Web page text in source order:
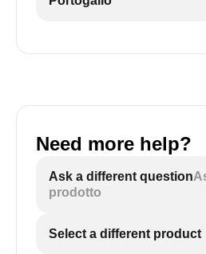
Need more help?
Ask a different question
prodotto
Select a different product